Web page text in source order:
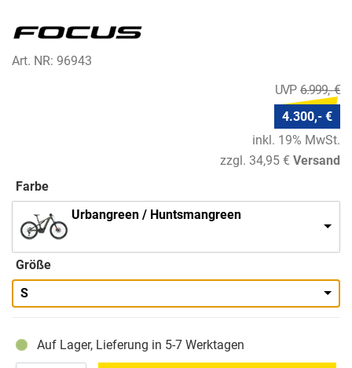
Art. NR: 96943
6.999,- €
4.300,- €
inkl. 19% MwSt.
zzgl. 34,95 € Versand
Farbe
Urbangreen / Huntsmangreen
Größe
S
Auf Lager, Lieferung in 5-7 Werktagen